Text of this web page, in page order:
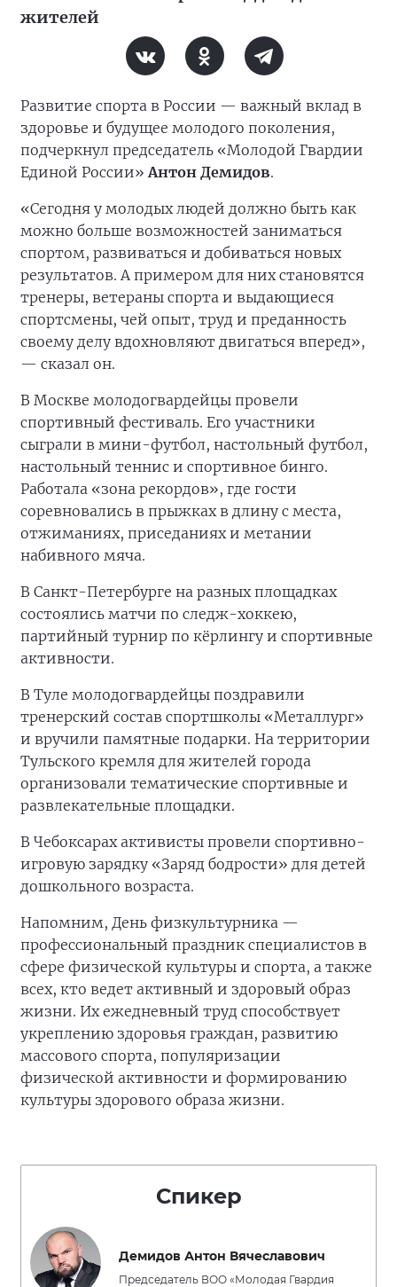
жителей
Развитие спорта в России — важный вклад в
здоровье и будущее молодого поколения,
подчеркнул председатель «Молодой Гвардии
Единой России»Антон Демидов.
«Сегодня у молодых людей должно быть как
можно больше возможностей заниматься
спортом, развиваться и добиваться новых
результатов. А примером для них становятся
тренеры, ветераны спорта и выдающиеся
спортсмены, чей опыт, труд и преданность
своему делу вдохновляют двигаться вперед»,
— сказал он.
В Москве молодогвардейцы провели
спортивный фестиваль. Его участники
сыграли в мини-футбол, настольный футбол,
настольный теннис и спортивное бинго.
Работала «зона рекордов», где гости
соревновались в прыжках в длину с места,
отжиманиях, приседаниях и метании
набивного мяча.
В Санкт-Петербурге на разных площадках
состоялись матчи по следж-хоккею,
партийный турнир по кёрлингу и спортивные
активности.
В Туле молодогвардейцы поздравили
тренерский состав спортшколы «Металлург»
и вручили памятные подарки. На территории
Тульского кремля для жителей города
организовали тематические спортивные и
развлекательные площадки.
В Чебоксарах активисты провели спортивно-
игровую зарядку «Заряд бодрости» для детей
дошкольного возраста.
Напомним, День физкультурника —
профессиональный праздник специалистов в
сфере физической культуры и спорта, а также
всех, кто ведет активный и здоровый образ
жизни. Их ежедневный труд способствует
укреплению здоровья граждан, развитию
массового спорта, популяризации
физической активности и формированию
культуры здорового образа жизни.
Спикер
Демидов Антон Вячеславович
Председатель ВОО «Молодая Гвардия